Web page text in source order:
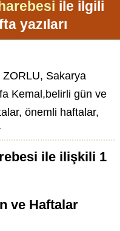
ile ilgili
yazıları
Sakarya
Kemal,belirli gün ve
önemli haftalar,
ile ilişkili 1
ve Haftalar